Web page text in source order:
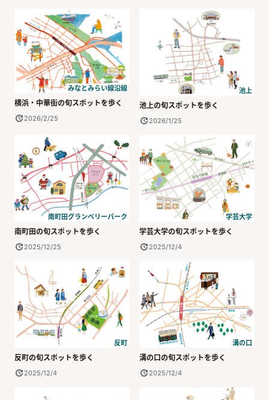
みなとみらい線沿線
横浜・中華街の旬スポットを歩く
2026/2/25
池上
池上の旬スポットを歩く
2026/1/25
南町田グランベリーパーク
南町田の旬スポットを歩く
2025/12/25
学芸大学
学芸大学の旬スポットを歩く
2025/12/4
反町
反町の旬スポットを歩く
2025/12/4
溝の口
溝の口の旬スポットを歩く
2025/12/4